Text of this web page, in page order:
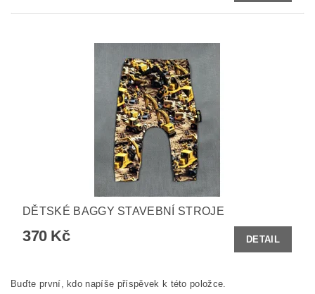
DĚTSKÉ BAGGY STAVEBNÍ STROJE
370 Kč DETAIL
Buďte první, kdo napíše příspěvek k této položce.